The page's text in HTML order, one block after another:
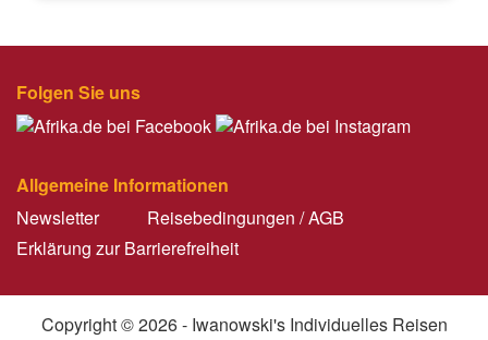
Folgen Sie uns
Allgemeine Informationen
Newsletter
Reisebedingungen / AGB
Erklärung zur Barrierefreiheit
Copyright © 2026 - Iwanowski's Individuelles Reisen